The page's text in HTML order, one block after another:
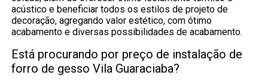
acústico e beneficiar todos os estilos de projeto de
decoração, agregando valor estético, com ótimo
acabamento e diversas possibilidades de acabamento.
Está procurando por preço de instalação de
forro de gesso Vila Guaraciaba?